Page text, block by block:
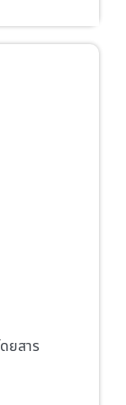
ยสาร